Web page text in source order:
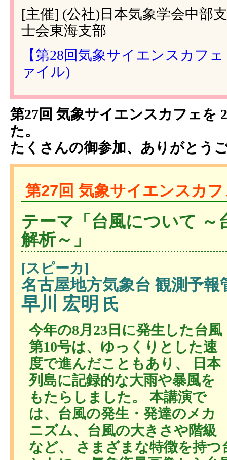
[主催] (公社)日本気象学会中部
士会東海支部
【第28回気象サイエンスカフ
ァイル)
第27回 気象サイエンスカフェを
た。
たくさんの御参加、ありがとう
第27回 気象サイエンスカ
テーマ「台風について ～
解析～」
[スピーカ]
名古屋地方気象台 観測予報
早川 宏明 氏
今年の8月23日に発生した台風
第10号は、ゆっくりとした速
度で進んだこともあり、 日本
列島に記録的な大雨や暴風を
もたらしました。 本講演で
は、台風の発生・発達のメカ
ニズム、台風の大きさや階級
など、 さまざまな特徴を持